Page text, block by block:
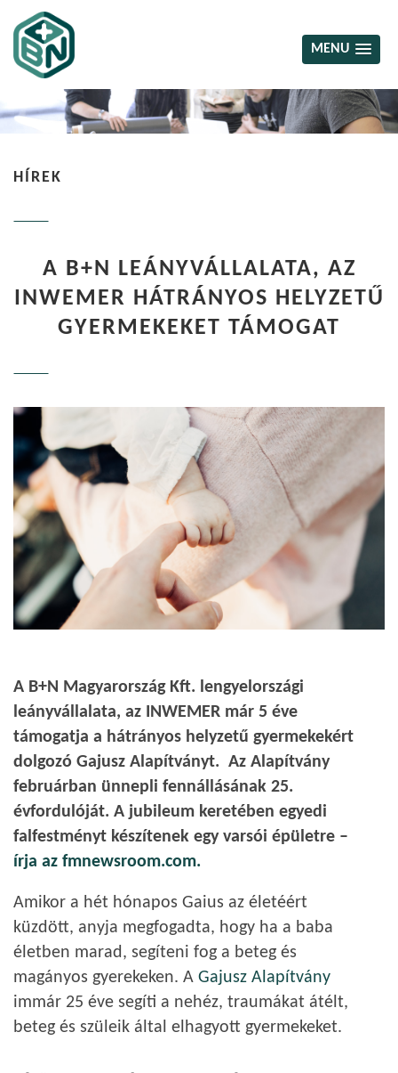
MENU
HÍREK
A B+N LEÁNYVÁLLALATA, AZ
INWEMER HÁTRÁNYOS HELYZETŰ
GYERMEKEKET TÁMOGAT
A B+N Magyarország Kft. lengyelországi
leányvállalata, az INWEMER már 5 éve
támogatja a hátrányos helyzetű gyermekekért
dolgozó Gajusz Alapítványt. Az Alapítvány
februárban ünnepli fennállásának 25.
évfordulóját. A jubileum keretében egyedi
falfestményt készítenek egy varsói épületre –
írja az fmnewsroom.com.
Amikor a hét hónapos Gaius az életéért
küzdött, anyja megfogadta, hogy ha a baba
életben marad, segíteni fog a beteg és
magányos gyerekeken. A Gajusz Alapítvány
immár 25 éve segíti a nehéz, traumákat átélt,
beteg és szüleik által elhagyott gyermekeket.